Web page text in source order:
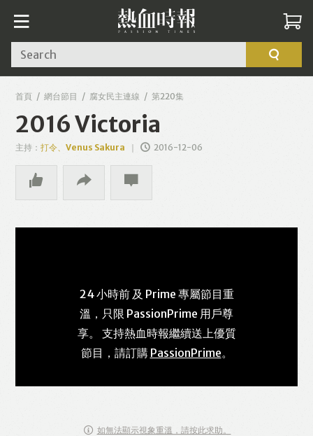
Search
首頁 網台節目 腐女民主連線 第220集
2016 Victoria
主持：打令、Venus Sakura 2016-12-06
24 小時前 及 Prime 專屬節目重
溫，只限 PassionPrime 用戶尊
享。 支持熱血時報繼續送上優質
節目，請訂購 PassionPrime。
如無法顯示視象重溫，請按此求助。